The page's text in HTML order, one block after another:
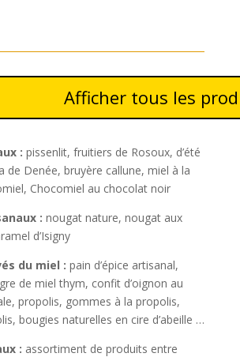
Afficher tous les
: pissenlit, fruitiers de Rosoux, d’été
de Denée, bruyère callune, miel à la
Chocomiel au chocolat noir
: nougat nature, nougat aux
d’Isigny
du miel : pain d’épice artisanal,
de miel thym, confit d’oignon au
propolis, gommes à la propolis,
bougies naturelles en cire d’abeille …
: assortiment de produits entre